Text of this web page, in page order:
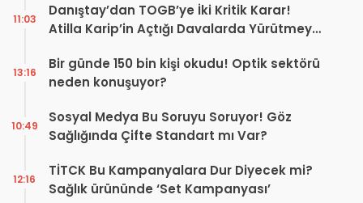
Danıştay’dan TOGB’ye İki Kritik Karar!
Atilla Karip’in Açtığı Davalarda Yürütmeyi
11:03
Bir günde 150 bin kişi okudu! Optik sektörü
neden konuşuyor?
13:16
Sosyal Medya Bu Soruyu Soruyor! Göz
Sağlığında Çifte Standart mı Var?
10:49
TİTCK Bu Kampanyalara Dur Diyecek mi?
Sağlık ürününde ‘Set Kampanyası’
12:16